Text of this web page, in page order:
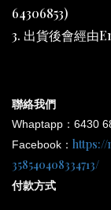
64306853)
3. 出貨後會經由
聯絡我們
Whaptapp：6430
Facebook：
358540408334713/
付款方式